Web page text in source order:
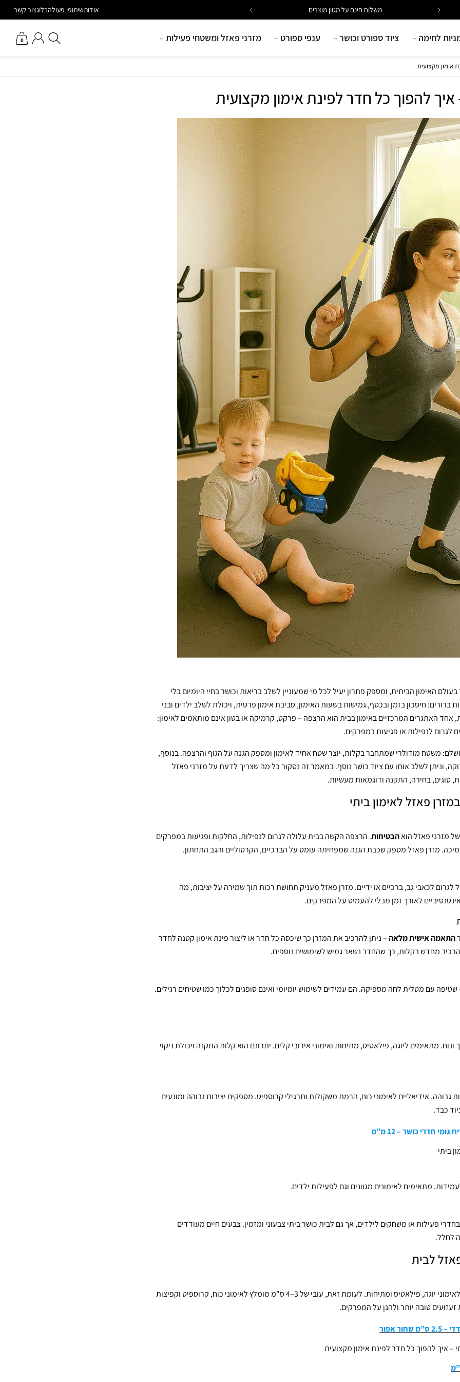
משלוח חינם על מגוון מוצרים אודותשיתופי פעולהבלוגצור קשר
לחימה ציוד ספורט וכושר ענפי ספורט מזרני פאזל ומשטחי פעילות 0
החשבון שלי חיפוש באתר
אימון מקצועית
איך להפוך כל חדר לפינת אימון מקצועית
האימון הביתית, ומספק פתרון יעיל לכל מי שמעוניין לשלב בריאות וכושר בחיי היומיום בלי
ברורים: חיסכון בזמן ובכסף, גמישות בשעות האימון, סביבת אימון פרטית, ויכולת לשלב ילדים ובני
האתגרים המרכזיים באימון בבית הוא הרצפה – פרקט, קרמיקה או בטון אינם מותאמים לאימון:
לגרום לנפילות או פגיעות במפרקים.
משטח מודולרי שמתחבר בקלות, יוצר שטח אחיד לאימון ומספק הגנה על הגוף והרצפה. בנוסף,
וניתן לשלב אותו עם ציוד כושר נוסף. במאמר זה נסקור כל מה שצריך לדעת על מזרני פאזל
סוגים, בחירה, התקנה ודוגמאות מעשיות.
פאזל לאימון ביתי
מזרני פאזל הואהבטיחות. הרצפה הקשה בבית עלולה לגרום לנפילות, החלקות ופגיעות במפרקים
מזרן פאזל מספק שכבת הגנה שמפחיתה עומס על הברכיים, הקרסוליים והגב התחתון.
לגרום לכאבי גב, ברכיים או ידיים. מזרן פאזל מעניק תחושת רכות תוך שמירה על יציבות, מה
לאורך זמן מבלי להעמיס על המפרקים.
התאמה אישית מלאה– ניתן להרכיב את המזרן כך שיכסה כל חדר או ליצור פינת אימון קטנה לחדר
מחדש בקלות, כך שהחדר נשאר גמיש לשימושים נוספים.
שטיפה עם מטלית לחה מספיקה. הם עמידים לשימוש יומיומי ואינם סופגים לכלוך כמו שטיחים רגילים.
מתאימים ליוגה, פילאטיס, מתיחות ואימוני אירובי קלים. יתרונם הוא קלות התקנה ויכולת ניקוי
גבוהה. אידיאליים לאימוני כוח, הרמת משקולות ותרגילי קרוספיט. מספקים יציבות גבוהה ומונעים
כבד.
חדרי כושר – 12 מ”מ
מתאימים לאימונים מגוונים וגם לפעילות ילדים.
פעילות או משחקים לילדים, אך גם לבית כושר ביתי צבעוני ומזמין. צבעים חיים מעודדים
לחלל.
לבית
עובי של 1–2 ס"מ מספיק לאימוני יוגה, פילאטיס ומתיחות. לעומת זאת, עובי של 3–4 ס"מ מומלץ לאימוני כוח, קרוספיט וקפיצות
טובה יותר ולהגן על המפרקים.
אפור